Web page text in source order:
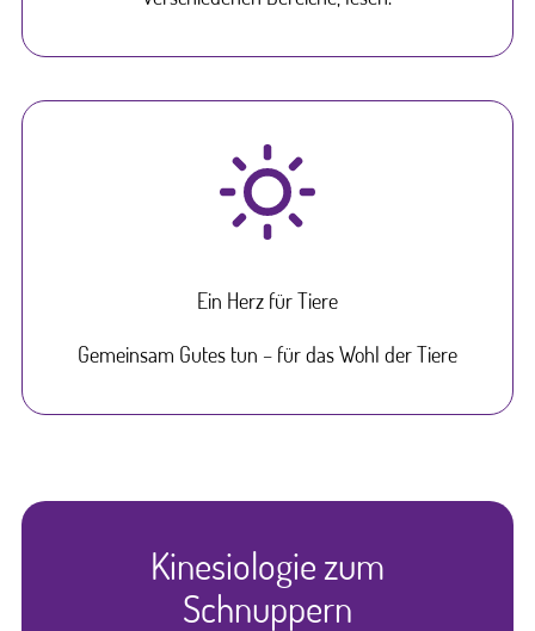
Ein Herz für Tiere
Gemeinsam Gutes tun – für das Wohl der Tiere
Kinesiologie zum
Schnuppern